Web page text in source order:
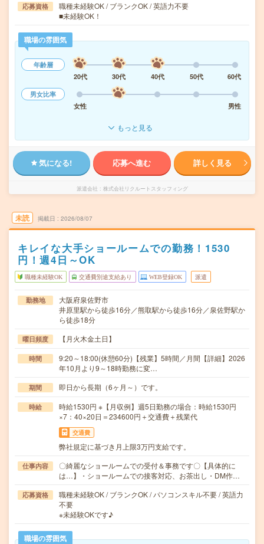
応募資格
職種未経験OK / ブランクOK / 英語力不要
■未経験OK！
職場の雰囲気
年齢層
20代
30代 40代 50代
60代
男女比率
女性
男性
もっと見る
気になる! 応募へ進む 詳しく見る
派遣会社 株式会社リクルートスタッフィング
未読 掲載日 2026/08/07
キレイな大手ショールームでの勤務！1530
円！週4日～OK
職種未経験OK 交通費別途支給あり WEB登録OK 派遣
勤務地
大阪府泉佐野市
井原里駅から徒歩16分／熊取駅から徒歩16分／泉佐野駅か
ら徒歩18分
曜日頻度 【月火木金土日】
時間
9:20～18:00(休憩60分)【残業】5時間／月間【詳細】2026
年10月より9～18時勤務に変…
期間 即日から長期（6ヶ月～）です。
時給
時給1530円 ※【月収例】週5日勤務の場合：時給1530円
×7：40×20日＝234600円＋交通費＋残業代
交通費
弊社規定に基づき月上限3万円支給です。
仕事内容
〇綺麗なショールームでの受付＆事務です〇【具体的に
は…】・ショールームでの接客対応、お茶出し・DM作…
応募資格
職種未経験OK / ブランクOK / パソコンスキル不要 / 英語力
不要
※未経験OKです♪
職場の雰囲気